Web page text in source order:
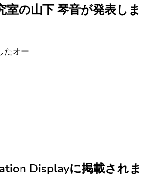
室の山下 琴音が発表しま
たオー
Displayに掲載されま